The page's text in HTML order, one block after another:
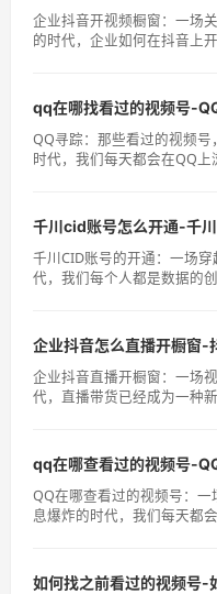
企业抖音开视频橱窗：一场
的时代，企业如何在抖音上
qq在哪找看过的视频号-
QQ寻踪：那些看过的视频
时代，我们每天都会在QQ
千川cid账号怎么开通-千
千川CID账号的开通：一场
代，我们每个人都是数据的
企业抖音怎么直播开橱窗-
企业抖音直播开橱窗：一场
代，直播带货已经成为一种
qq在哪查看过的视频号-
QQ在哪查看过的视频号：
息爆炸的时代，我们每天都
如何找之前看过的视频号-